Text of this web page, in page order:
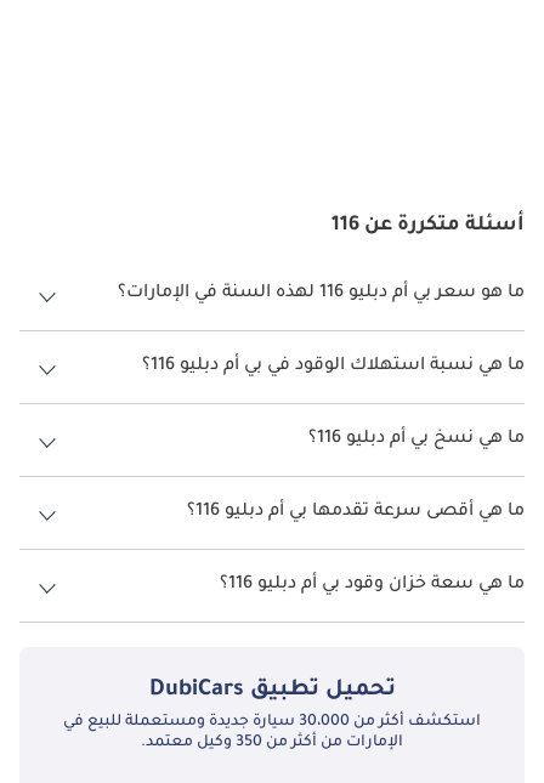
أسئلة متكررة عن 116
ما هو سعر بي أم دبليو 116 لهذه السنة في الإمارات؟
بي أم دبليو 116 لهذه السنة في الإمارات هو TBD.
ما هي نسبة استهلاك الوقود في بي أم دبليو 116؟
اقترحت الشركة المصنعة أن تكون نسبة توفير استهلاك الوقود لسيارة بي أم
دبليو 116 هو TBD.
ما هي نسخ بي أم دبليو 116؟
نسخ بي أم دبليو 116 هي .
ما هي أقصى سرعة تقدمها بي أم دبليو 116؟
السرعة القصوى بي أم دبليو 116 هي TBD.
ما هي سعة خزان وقود بي أم دبليو 116؟
تبلغ سعة خزان الوقود في بي أم دبليو 116 TBD.
تحميل تطبيق DubiCars
استكشف أكثر من 30،000 سيارة جديدة ومستعملة للبيع في
الإمارات من أكثر من 350 وكيل معتمد.